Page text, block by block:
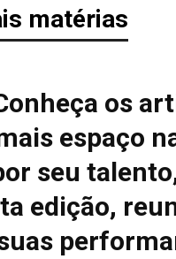
matérias
os
espaço
seu
edição,